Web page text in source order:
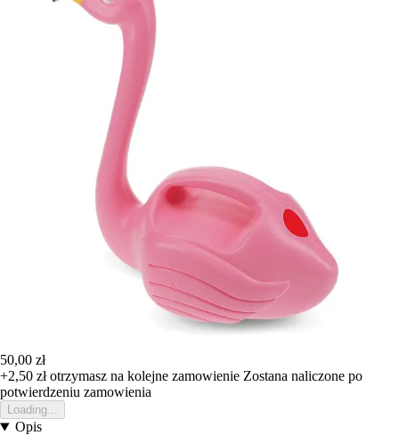
50,00 zł
+2,50 złotrzymasz na kolejne zamowienie Zostana naliczone po
potwierdzeniu zamowienia
Loading...
Opis